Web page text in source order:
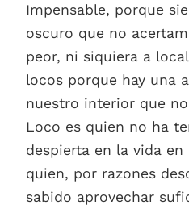
Impensable, porque
oscuro que no
peor, ni siquiera a
locos porque hay una
nuestro interior que
Loco es quien no ha
despierta en la vida
quien, por razones
sabido aprovechar